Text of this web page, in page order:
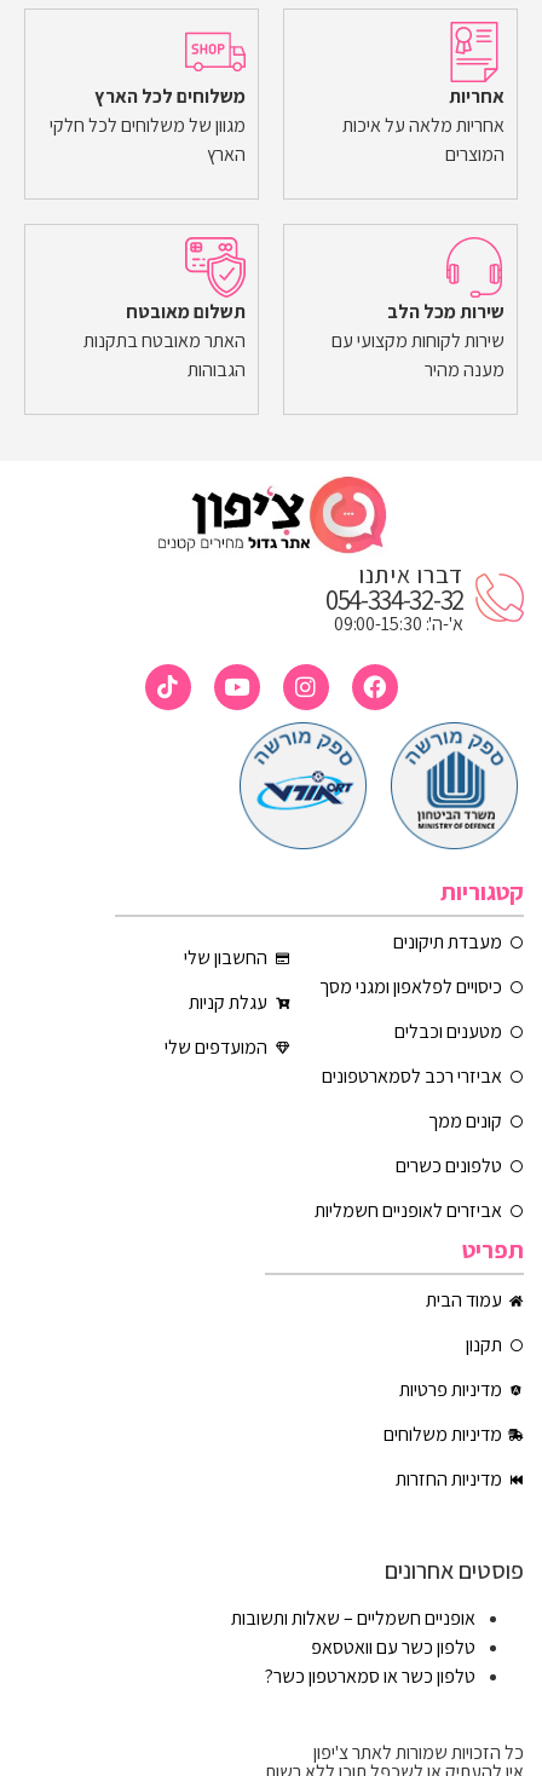
אחריות
אחריות מלאה על איכות
המוצרים
משלוחים לכל הארץ
מגוון של משלוחים לכל חלקי
הארץ
שירות מכל הלב
שירות לקוחות מקצועי עם
מענה מהיר
תשלום מאובטח
האתר מאובטח בתקנות
הגבוהות
דברו איתנו
054-334-32-32
א'-ה': 09:00-15:30
קטגוריות
מעבדת תיקונים
כיסויים לפלאפון ומגני מסך
מטענים וכבלים
אביזרי רכב לסמארטפונים
קונים ממך
טלפונים כשרים
אביזרים לאופניים חשמליות
החשבון שלי
עגלת קניות
המועדפים שלי
תפריט
עמוד הבית
תקנון
מדיניות פרטיות
מדיניות משלוחים
מדיניות החזרות
פוסטים אחרונים
אופניים חשמליים – שאלות ותשובות
טלפון כשר עם וואטסאפ
טלפון כשר או סמארטפון כשר?
כל הזכויות שמורות לאתר צ'יפון